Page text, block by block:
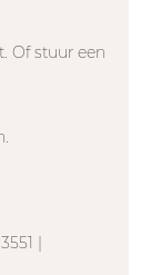
Of stuur een
|